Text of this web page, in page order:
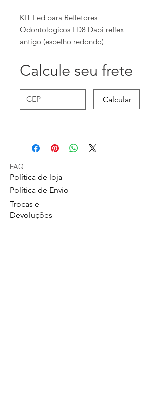
KIT Led para Refletores
Odontologicos LD8 Dabi reflex
antigo (espelho redondo)
Calcule seu frete
Calcular
FAQ
Política de loja
Política de Envio
Trocas e
Devoluções